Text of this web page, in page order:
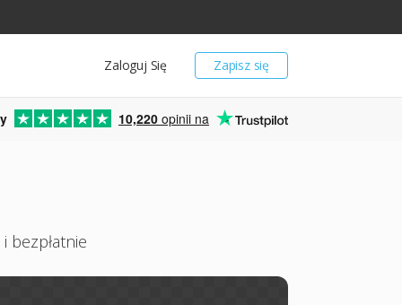
Zapisz się
Zaloguj Się
10,220 opinii na